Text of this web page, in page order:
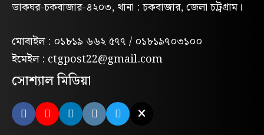
“চাঁদা নাপেয়ে পেঁপে বাগান ধ্বংস: পাহাড়ি
সন্ত্রাসীদের গ্রেপ্তারের দাবিতে পিসিসিপির
বিক্ষোভ”
লোহাগাড়ায় পরিবেশক অ্যাসোসিয়েশনের
উদ্যোগে বন্যাদুর্গতদের মাঝে ঢেউটিন বিতরণ
মন্দিরের পুকুরে মিলল তবলাশিল্পীর মরদেহ
ডাকঘর-চকবাজার-৪২০৩, থানা : চকবাজার, জেলা চট্রগ্রাম।
মোবাইল : ০১৮১৯ ৬৬২ ৫৭৭ / ০১৮১৯৭০৩১০০
ইমেইল : ctgpost22@gmail.com
সোশ্যাল মিডিয়া